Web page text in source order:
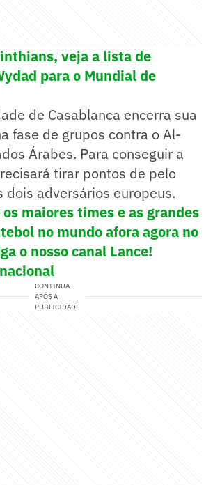
veja a lista de
para o Mundial de
de Casablanca encerra sua
fase de grupos contra o Al-
Árabes. Para conseguir a
tirar pontos de pelo
dois adversários europeus.
maiores times e as grandes
no mundo afora agora no
o nosso canal Lance!
CONTINUA
APÓS A
PUBLICIDADE